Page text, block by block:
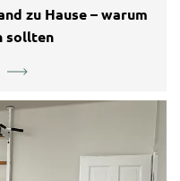
zu Hause – warum
sollten